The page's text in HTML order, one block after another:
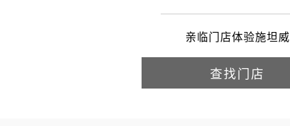
亲临门店体验施坦威
查找门店